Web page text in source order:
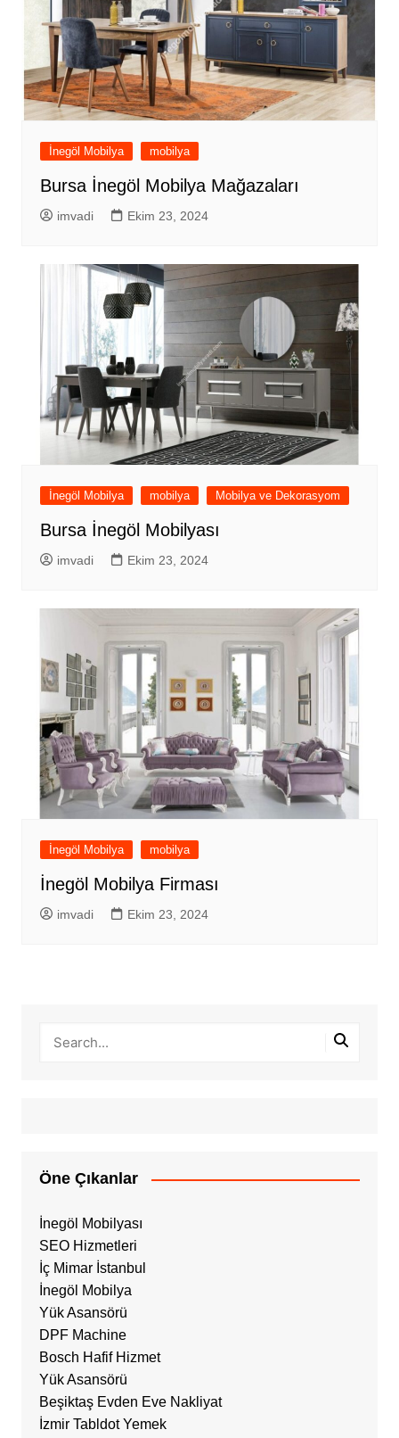
İnegöl Mobilya mobilya
Bursa İnegöl Mobilya Mağazaları
imvadi Ekim 23, 2024
İnegöl Mobilya mobilya Mobilya ve Dekorasyom
Bursa İnegöl Mobilyası
imvadi Ekim 23, 2024
İnegöl Mobilya mobilya
İnegöl Mobilya Firması
imvadi Ekim 23, 2024
Öne Çıkanlar
İnegöl Mobilyası
SEO Hizmetleri
İç Mimar İstanbul
İnegöl Mobilya
Yük Asansörü
DPF Machine
Bosch Hafif Hizmet
Yük Asansörü
Beşiktaş Evden Eve Nakliyat
İzmir Tabldot Yemek